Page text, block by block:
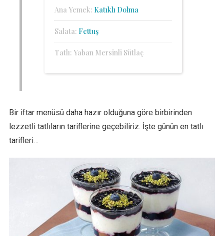
Ana Yemek: Katıklı Dolma
Salata: Fettuş
Tatlı: Yaban Mersinli Sütlaç
Bir iftar menüsü daha hazır olduğuna göre birbirinden
lezzetli tatlıların tariflerine geçebiliriz. İşte günün en tatlı
tarifleri…